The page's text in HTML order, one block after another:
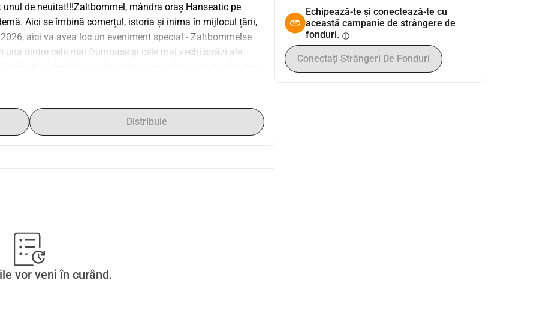
de neuitat!!!Zaltbommel, mândra oraș Hanseatic pe
Aici se îmbină comerțul, istoria și inima în mijlocul țării,
aici va avea loc un eveniment special - Zaltbommelse
dintre cele mai frumoase și cele mai vechi străzi ale
la activități medievale, să răsfoiască prin tarabele cu
special un weekend de neuitat pentru toată lumea,
donație (mică) ne poți ajuta să ne asigurăm că Ruiterstraat
Distribuie
vor veni în curând.
Echipează-te și conectează-te cu
această campanie de strângere de
fonduri. info
Conectați Strângeri De Fonduri